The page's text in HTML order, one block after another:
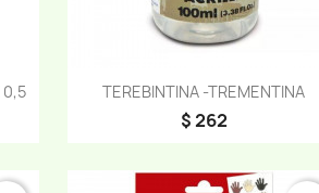
0,5 TEREBINTINA -TREMENTINA
$ 262
Vista rápida